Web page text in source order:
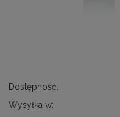
Dostępność:
Wysyłka w: